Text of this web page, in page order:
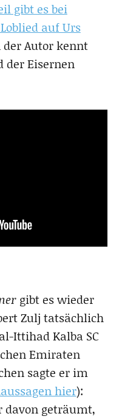
gibt es bei
auf Urs
der Autor kennt
der Eisernen
gibt es wieder
Zulj tatsächlich
Ittihad Kalba SC
Emiraten
sagte er im
hier):
davon geträumt,